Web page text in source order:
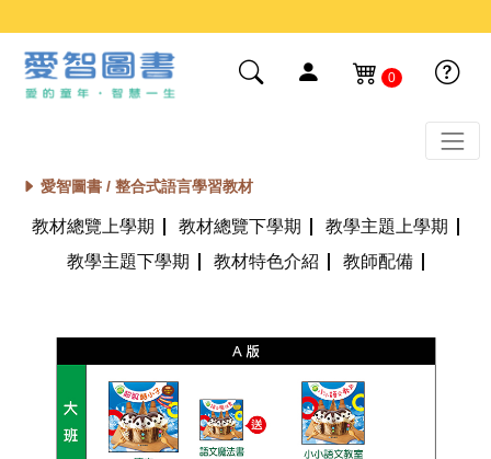
0
愛智圖書 / 整合式語言學習教材
教材總覽上學期 教材總覽下學期
教學主題上學期
教學主題下學期
教材特色介紹 教師配備